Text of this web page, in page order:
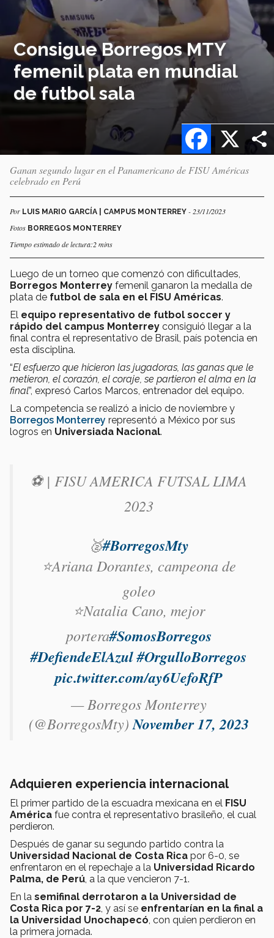
Consigue Borregos MTY
femenil plata en mundial
de futbol sala
X
Facebook
Ganan segundo lugar en el Panamericano de FISU Américas
celebrado en Perú
Por LUIS MARIO GARCÍA | CAMPUS MONTERREY - 23/11/2023
Fotos BORREGOS MONTERREY
Tiempo estimado de lectura:2 mins
Luego de un torneo que comenzó con dificultades,
Borregos Monterrey femenil ganaron la medalla de
plata de futbol de sala en el FISU Américas.
El equipo representativo de futbol soccer y
rápido del campus Monterrey consiguió llegar a la
final contra el representativo de Brasil, país potencia en
esta disciplina.
“El esfuerzo que hicieron las jugadoras, las ganas que le
metieron, el corazón, el coraje, se partieron el alma en la
final”, expresó Carlos Marcos, entrenador del equipo.
La competencia se realizó a inicio de noviembre y
Borregos Monterrey representó a México por sus
logros en Universiada Nacional.
⚽️ | FISU AMERICA FUTSAL LIMA
2023
🥈#BorregosMty
⭐️Ariana Dorantes, campeona de
goleo
⭐️Natalia Cano, mejor
portera#SomosBorregos
#DefiendeElAzul#OrgulloBorregos
pic.twitter.com/ay6UefoRfP
— Borregos Monterrey
(@BorregosMty) November 17, 2023
Adquieren experiencia internacional
El primer partido de la escuadra mexicana en el FISU
América fue contra el representativo brasileño, el cual
perdieron.
Después de ganar su segundo partido contra la
Universidad Nacional de Costa Rica por 6-0, se
enfrentaron en el repechaje a la Universidad Ricardo
Palma, de Perú , a la que vencieron 7-1.
En la semifinal derrotaron a la Universidad de
Costa Rica por 7-2 , y así se enfrentarían en la final a
la Universidad Unochapecó , con quien perdieron en
la primera jornada.